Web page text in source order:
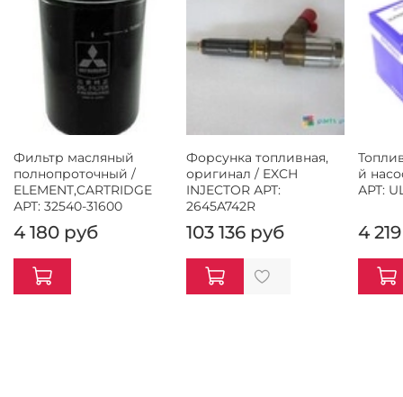
Фильтр масляный
полнопроточный /
ELEMENT,CARTRIDGE
АРТ: 32540-31600
4 180 руб
Форсунка топливная,
оригинал / EXCH
INJECTOR АРТ:
2645A742R
103 136 руб
й
АРТ:
4